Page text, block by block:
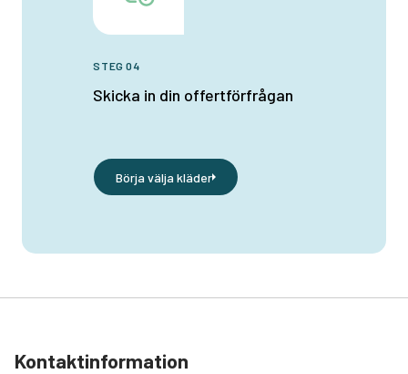
STEG 04
Skicka in din offertförfrågan
Börja välja kläder
Kontaktinformation